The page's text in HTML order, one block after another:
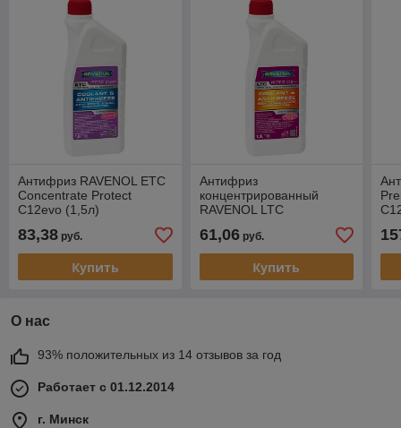
Антифриз RAVENOL ETC
Concentrate Protect
C12evo (1,5л)
83,38 руб.
Купить
Антифриз
концентрированный
RAVENOL LTC
C12++ (1,5л)
61,06руб.
Купить
О нас
93% положительных из 14 отзывов за год
Работает с 01.12.2014
г. Минск